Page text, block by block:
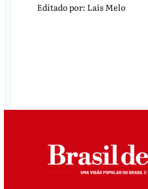
Editado por: Laís Melo